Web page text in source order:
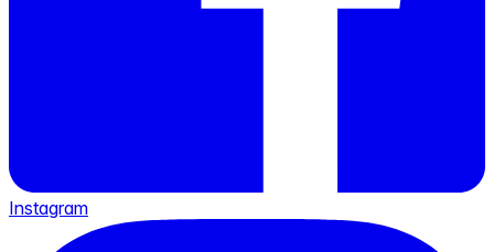
Instagram